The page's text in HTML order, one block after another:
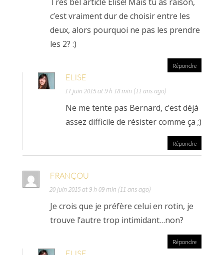
c’est vraiment dur de choisir entre les
deux, alors pourquoi ne pas les prendre
les 2? :)
Répondre
ELISE
17 juin 2015 at 9 h 18 min (11 ans ago)
Ne me tente pas Bernard, c’est déjà
assez difficile de résister comme ça ;)
Répondre
FRANÇOU
20 juin 2015 at 9 h 09 min (11 ans ago)
Je crois que je préfère celui en rotin, je
trouve l’autre trop intimidant…non?
Répondre